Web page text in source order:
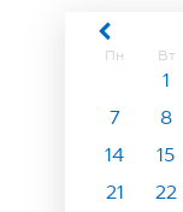
Пн Вт
1
7
8
14
15
21
22